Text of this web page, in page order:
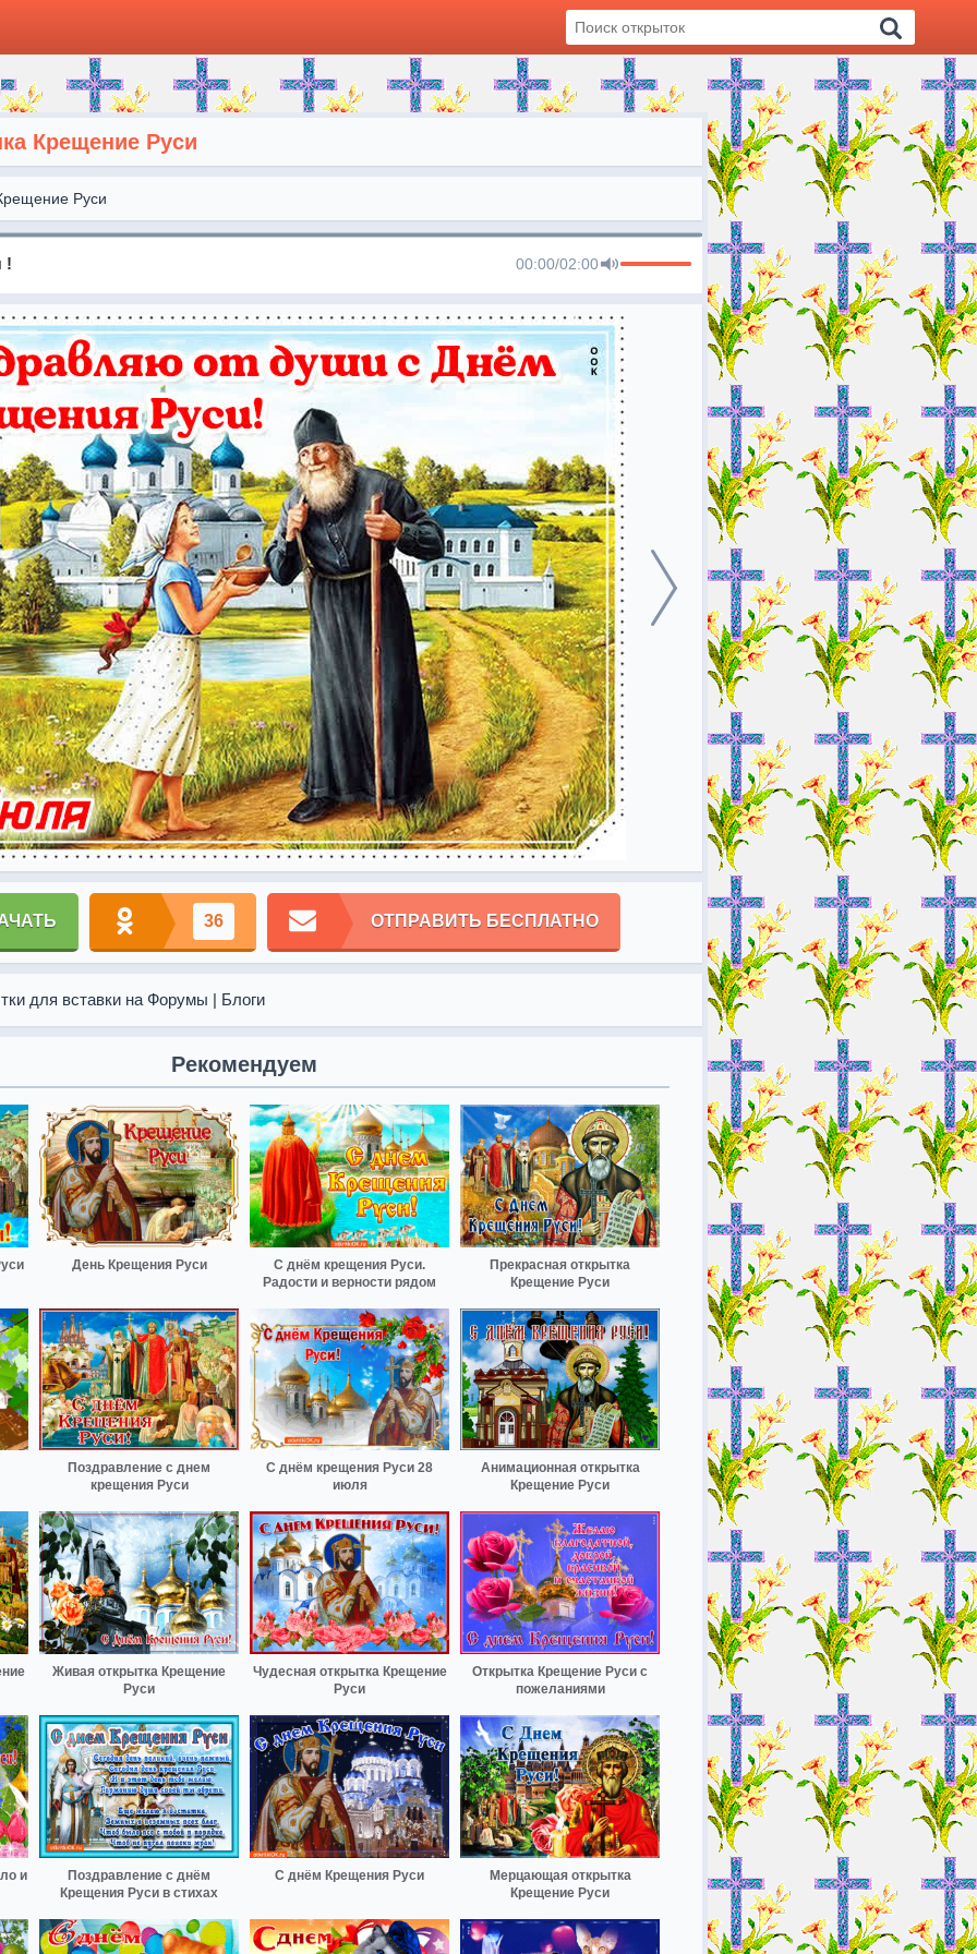
Крещение Руси
Руси
! 00:00/02:00
36 ОТПРАВИТЬ БЕСПЛАТНО
для вставки на Форумы | Блоги
Рекомендуем
День Крещения Руси
С днём крещения Руси.
Радости и верности рядом
Прекрасная открытка
Крещение Руси
Поздравление с днем
крещения Руси
С днём крещения Руси 28
июля
Анимационная открытка
Крещение Руси
Живая открытка Крещение
Руси
Чудесная открытка Крещение
Руси
Открытка Крещение Руси с
пожеланиями
и
Поздравление с днём
Крещения Руси в стихах
С днём Крещения Руси
Мерцающая открытка
Крещение Руси